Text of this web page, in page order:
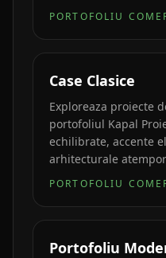
PORTOFOLIU
Case Clasice
Exploreaza proiecte
portofoliul Kapal
echilibrate, accente
arhitecturale
PORTOFOLIU
Portofoliu